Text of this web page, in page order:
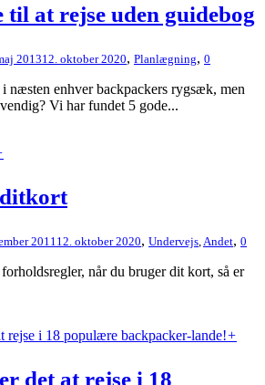
til at rejse uden guidebog
201312. oktober 2020, Planlægning, 0
næsten enhver backpackers rygsæk, men
Vi har fundet 5 gode...
2011 12. oktober 2020, Undervejs Andet, 0
når du bruger dit kort, så er
+
det at rejse i 18